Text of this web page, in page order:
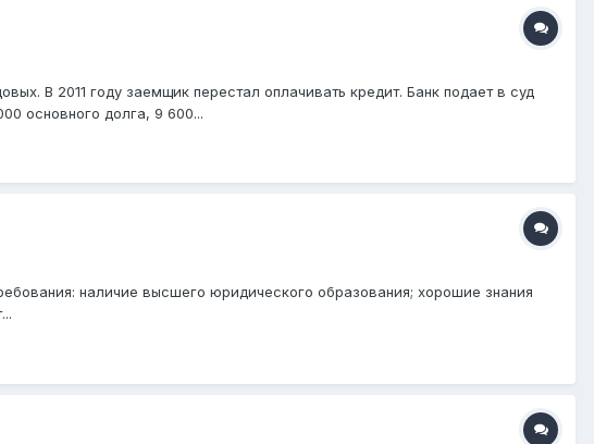
В 2011 году заемщик перестал оплачивать кредит. Банк подает в суд
основного долга, 9 600...
наличие высшего юридического образования; хорошие знания